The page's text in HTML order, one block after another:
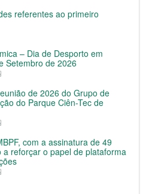
referentes ao primeiro
– Dia de Desporto em
Setembro de 2026
de 2026 do Grupo de
do Parque Ciên-Tec de
com a assinatura de 49
reforçar o papel de plataforma